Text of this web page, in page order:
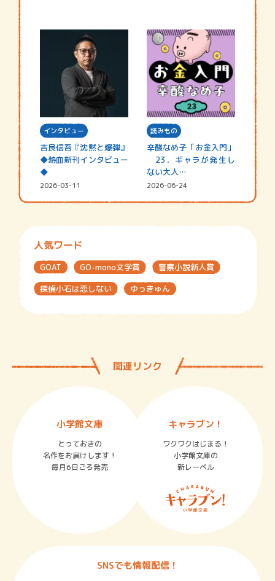
インタビュー
吉良信吾『沈黙と爆弾』
◆熱血新刊インタビュー
◆
2026-03-11
読みもの
辛酸なめ子「お金入門」
23．ギャラが発生し
ない大人…
2026-06-24
人気ワード
GOAT GO-mono文学賞
警察小説新人賞
探偵小石は恋しない
ゆっきゅん
関連リンク
小学館文庫
とっておきの
名作をお届けします！
毎月6日ごろ発売
キャラブン！
ワクワクはじまる！
小学館文庫の
新レーベル
SNSでも情報配信！